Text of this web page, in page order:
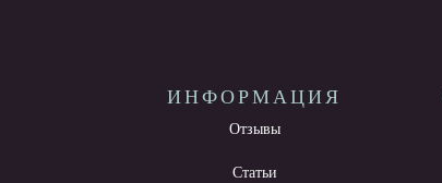
ИНФОРМАЦИЯ
Отзывы
Статьи